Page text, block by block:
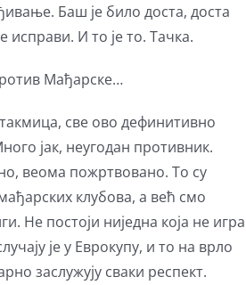
Баш је било доста, доста
исправи. И то је то. Тачка.
Мађарске…
све ово дефинитивно
јак, неугодан противник.
веома пожртвовано. То су
клубова, а већ смо
Не постоји ниједна која не игра
је у Еврокупу, и то на врло
заслужују сваки респект.